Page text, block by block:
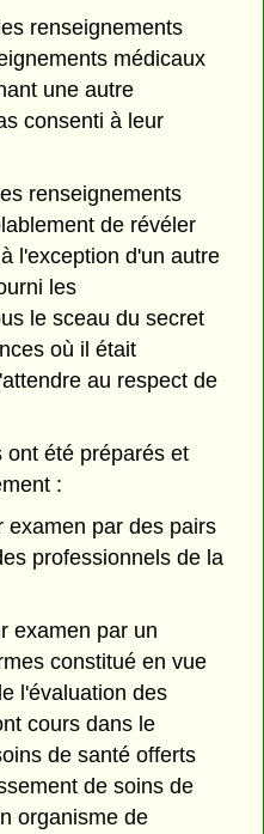
renseignements
médicaux
une autre
consenti à leur
renseignements
de révéler
l'exception d'un autre
les
le sceau du secret
où il était
au respect de
ont été préparés et
:
examen par des pairs
professionnels de la
examen par un
constitué en vue
l'évaluation des
cours dans le
de santé offerts
de soins de
organisme de